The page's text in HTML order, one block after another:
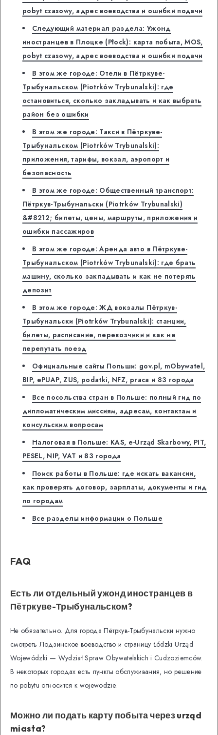
pobyt czasowy, адрес воеводства и ошибки подачи
Следующий материал раздела: Ужонд
иностранцев в Плоцке (Płock): карта побыта, MOS,
pobyt czasowy, адрес воеводства и ошибки подачи
В этом же городе: Отели в Пётркуве-
Трыбунальском (Piotrków Trybunalski): где
остановиться, сколько закладывать и как выбрать
район без ошибки
В этом же городе: Такси в Пётркуве-
Трыбунальском (Piotrków Trybunalski):
приложения, тарифы, вокзал, аэропорт и
безопасность
В этом же городе: Общественный транспорт:
Пётркув-Трыбунальски (Piotrków Trybunalski)
&#8212; билеты, цены, маршруты, приложения и
ошибки пассажиров
В этом же городе: Аренда авто в Пётркуве-
Трыбунальском (Piotrków Trybunalski): где брать
машину, сколько закладывать и как не потерять
депозит
В этом же городе: ЖД вокзалы Пётркув-
Трыбунальски (Piotrków Trybunalski): станции,
билеты, расписание, перевозчики и как не
перепутать поезд
Официальные сайты Польши: gov.pl, mObywatel,
BIP, ePUAP, ZUS, podatki, NFZ, praca и 83 города
Все посольства стран в Польше: полный гид по
дипломатическим миссиям, адресам, контактам и
консульским вопросам
Налоговая в Польше: KAS, e-Urząd Skarbowy, PIT,
PESEL, NIP, VAT и 83 города
Поиск работы в Польше: где искать вакансии,
как проверять договор, зарплаты, документы и гид
по городам
Все разделы информации о Польше
FAQ
Есть ли отдельный ужонд иностранцев в
Пётркуве-Трыбунальском?
Не обязательно. Для города Пётркув-Трыбунальски нужно
смотреть Лодзинское воеводство и страницу Łódzki Urząd
Wojewódzki — Wydział Spraw Obywatelskich i Cudzoziemców.
В некоторых городах есть пункты обслуживания, но решение
по pobytu относится к wojewodzie.
Можно ли подать карту побыта через urząd
miasta?